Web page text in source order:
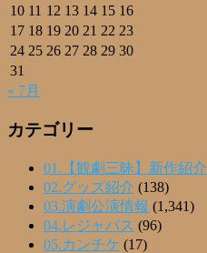
10 11 12 13 14 15 16
17 18 19 20 21 22 23
24 25 26 27 28 29 30
31
« 7月
カテゴリー
01.【観劇三昧】新作紹介
02.グッズ紹介 (138)
03.演劇公演情報 (1,341)
04.レジャパス (96)
05.カンチケ (17)